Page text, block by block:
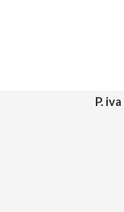
P. iva